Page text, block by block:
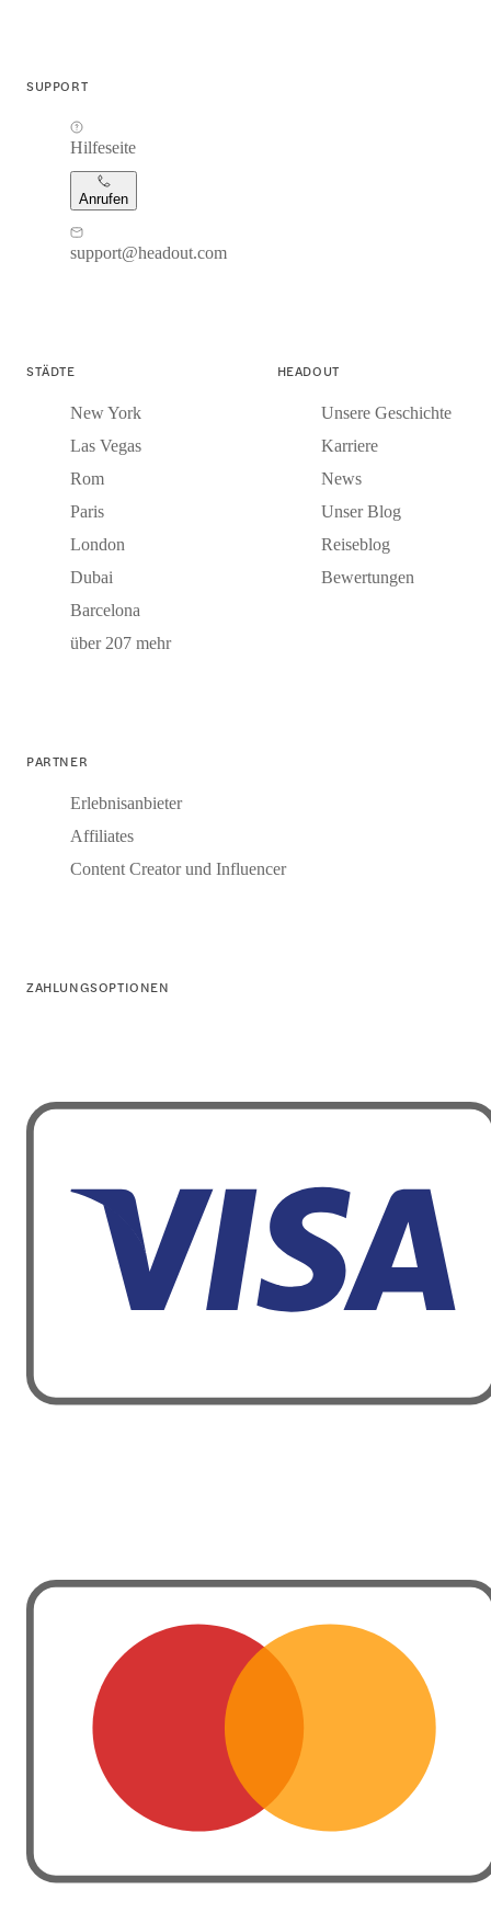
SUPPORT
Hilfeseite
Anrufen
support@headout.com
STÄDTE
New York
Las Vegas
Rom
Paris
London
Dubai
Barcelona
über 207 mehr
HEADOUT
Unsere Geschichte
Karriere
News
Unser Blog
Reiseblog
Bewertungen
PARTNER
Erlebnisanbieter
Affiliates
Content Creator und Influencer
ZAHLUNGSOPTIONEN